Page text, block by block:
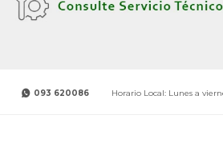
093 620086 Horario Local: Lunes a